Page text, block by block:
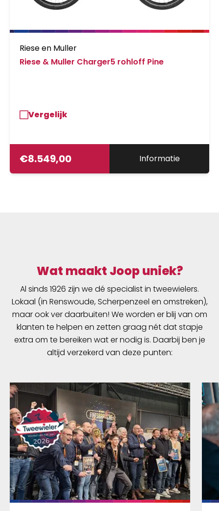
Riese en Muller
Riese & Muller Charger5 rohloff Pine
Vergelijk
€8.549,00 Informatie
Wat maakt Joop uniek?
Al sinds 1926 zijn we dé specialist in tweewielers.
Lokaal (in Renswoude, Scherpenzeel en omstreken),
maar ook ver daarbuiten! We worden er blij van om
klanten te helpen en zetten graag nét dat stapje
extra om te bereiken wat er nodig is. Daarbij ben je
altijd verzekerd van deze punten: